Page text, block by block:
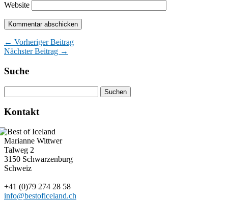
Website
← Vorheriger Beitrag
Nächster Beitrag →
Suche
Kontakt
Marianne Wittwer
Talweg 2
3150 Schwarzenburg
Schweiz
+41 (0)79 274 28 58
info@bestoficeland.ch